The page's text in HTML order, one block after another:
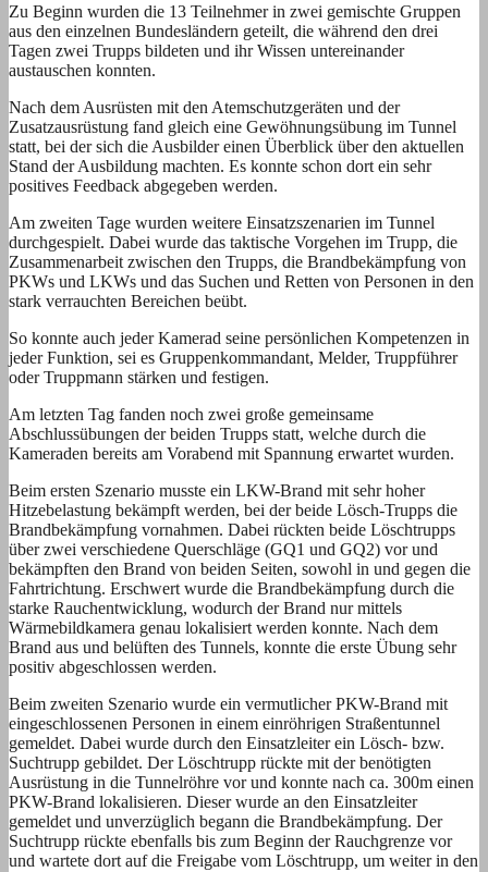
Zu Beginn wurden die 13 Teilnehmer in zwei gemischte Gruppen
aus den einzelnen Bundesländern geteilt, die während den drei
Tagen zwei Trupps bildeten und ihr Wissen untereinander
austauschen konnten.
Nach dem Ausrüsten mit den Atemschutzgeräten und der
Zusatzausrüstung fand gleich eine Gewöhnungsübung im Tunnel
statt, bei der sich die Ausbilder einen Überblick über den aktuellen
Stand der Ausbildung machten. Es konnte schon dort ein sehr
positives Feedback abgegeben werden.
Am zweiten Tage wurden weitere Einsatzszenarien im Tunnel
durchgespielt. Dabei wurde das taktische Vorgehen im Trupp, die
Zusammenarbeit zwischen den Trupps, die Brandbekämpfung von
PKWs und LKWs und das Suchen und Retten von Personen in den
stark verrauchten Bereichen beübt.
So konnte auch jeder Kamerad seine persönlichen Kompetenzen in
jeder Funktion, sei es Gruppenkommandant, Melder, Truppführer
oder Truppmann stärken und festigen.
Am letzten Tag fanden noch zwei große gemeinsame
Abschlussübungen der beiden Trupps statt, welche durch die
Kameraden bereits am Vorabend mit Spannung erwartet wurden.
Beim ersten Szenario musste ein LKW-Brand mit sehr hoher
Hitzebelastung bekämpft werden, bei der beide Lösch-Trupps die
Brandbekämpfung vornahmen. Dabei rückten beide Löschtrupps
über zwei verschiedene Querschläge (GQ1 und GQ2) vor und
bekämpften den Brand von beiden Seiten, sowohl in und gegen die
Fahrtrichtung. Erschwert wurde die Brandbekämpfung durch die
starke Rauchentwicklung, wodurch der Brand nur mittels
Wärmebildkamera genau lokalisiert werden konnte. Nach dem
Brand aus und belüften des Tunnels, konnte die erste Übung sehr
positiv abgeschlossen werden.
Beim zweiten Szenario wurde ein vermutlicher PKW-Brand mit
eingeschlossenen Personen in einem einröhrigen Straßentunnel
gemeldet. Dabei wurde durch den Einsatzleiter ein Lösch- bzw.
Suchtrupp gebildet. Der Löschtrupp rückte mit der benötigten
Ausrüstung in die Tunnelröhre vor und konnte nach ca. 300m einen
PKW-Brand lokalisieren. Dieser wurde an den Einsatzleiter
gemeldet und unverzüglich begann die Brandbekämpfung. Der
Suchtrupp rückte ebenfalls bis zum Beginn der Rauchgrenze vor
und wartete dort auf die Freigabe vom Löschtrupp, um weiter in den